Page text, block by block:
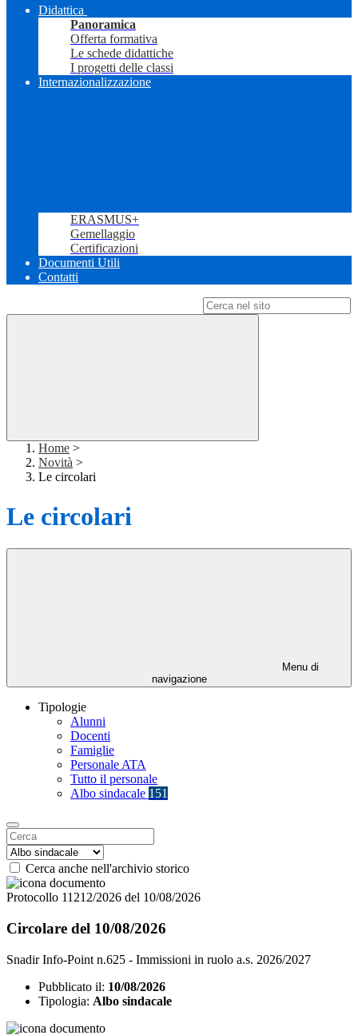
Didattica
Panoramica
Offerta formativa
Le schede didattiche
I progetti delle classi
Internazionalizzazione
ERASMUS+
Gemellaggio
Certificazioni
Documenti Utili
Contatti
Home >
Novità >
Le circolari
Le circolari
Menu di
navigazione
Tipologie
Alunni
Docenti
Famiglie
Personale ATA
Tutto il personale
Albo sindacale 151
Cerca anche nell'archivio storico
Protocollo 11212/2026 del 10/08/2026
Circolare del 10/08/2026
Snadir Info-Point n.625 - Immissioni in ruolo a.s. 2026/2027
Pubblicato il: 10/08/2026
Tipologia: Albo sindacale